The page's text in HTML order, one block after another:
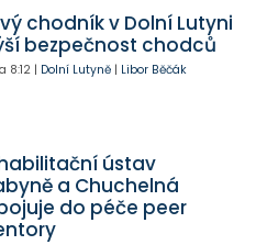
chodník v Dolní Lutyni
bezpečnost chodců
8:12| Dolní Lutyně| Libor Běčák
ústav
a Chuchelná
do péče peer